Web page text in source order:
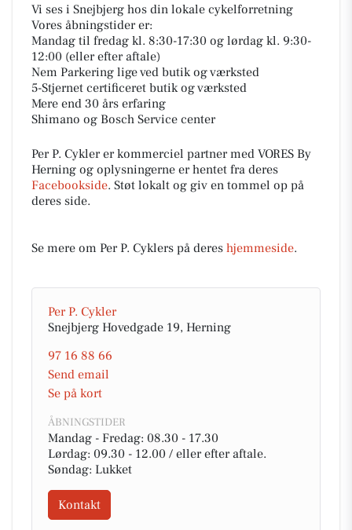
Vi ses i Snejbjerg hos din lokale cykelforretning
Vores åbningstider er:
Mandag til fredag kl. 8:30-17:30 og lørdag kl. 9:30-
12:00 (eller efter aftale)
Nem Parkering lige ved butik og værksted
5-Stjernet certificeret butik og værksted
Mere end 30 års erfaring
Shimano og Bosch Service center
Per P. Cykler er kommerciel partner med VORES By
Herning og oplysningerne er hentet fra deres
Facebookside. Støt lokalt og giv en tommel op på
deres side.
Se mere om Per P. Cyklers på deres hjemmeside.
Per P. Cykler
Snejbjerg Hovedgade 19, Herning
97 16 88 66
Send email
Se på kort
ÅBNINGSTIDER
Mandag - Fredag: 08.30 - 17.30
Lørdag: 09.30 - 12.00 / eller efter aftale.
Søndag: Lukket
Kontakt